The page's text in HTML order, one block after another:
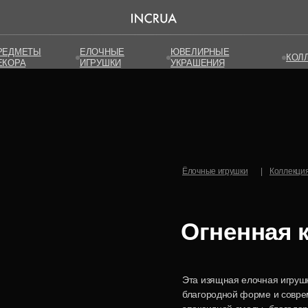
ЮВЕЛИРНЫЕ
УКРАШЕНИЯ
ЕЛОЧНЫЕ
ИГРУШКИ
ЮВЕЛИРНЫЕ
УКРАШЕНИЯ
ЕЛОЧНЫЕ
ИГРУШКИ
Ёлочные игрушки
Огненная
Эта изящная елочная
благородной форме и